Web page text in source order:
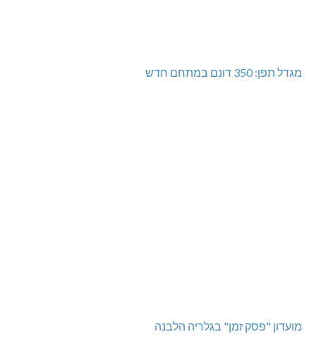
מגדל תפן: 350 דונם במתחם חדש
מועדון "פסק זמן" בגלריה הלבנה